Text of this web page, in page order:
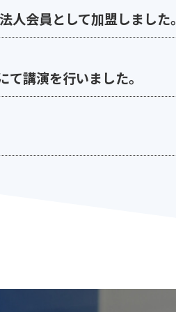
会員として加盟しました。
講演を行いました。